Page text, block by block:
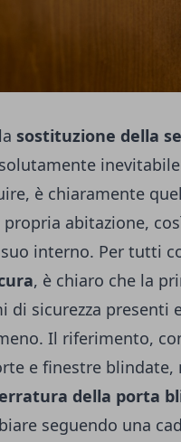
sostituzione della
è chiaramente
propria abitazione,
interno. Per tutti
, è chiaro che la
di sicurezza
Il riferimento,
e finestre
della porta
seguendo una